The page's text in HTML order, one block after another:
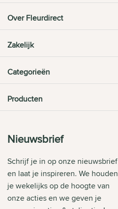
Over Fleurdirect
Zakelijk
Categorieën
Producten
Nieuwsbrief
Schrijf je in op onze nieuwsbrief
en laat je inspireren. We houden
je wekelijks op de hoogte van
onze acties en we geven je